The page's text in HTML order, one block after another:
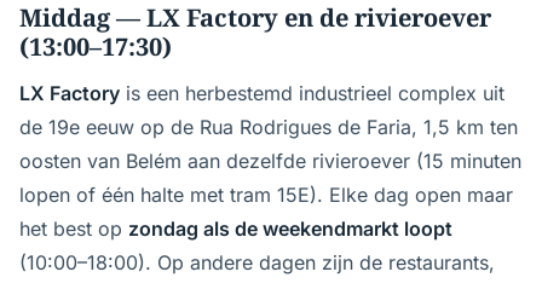
Middag — LX Factory en de rivieroever
(13:00–17:30)
LX Factory is een herbestemd industrieel complex uit
de 19e eeuw op de Rua Rodrigues de Faria, 1,5 km ten
oosten van Belém aan dezelfde rivieroever (15 minuten
lopen of één halte met tram 15E). Elke dag open maar
het best op zondag als de weekendmarkt loopt
(10:00–18:00). Op andere dagen zijn de restaurants,